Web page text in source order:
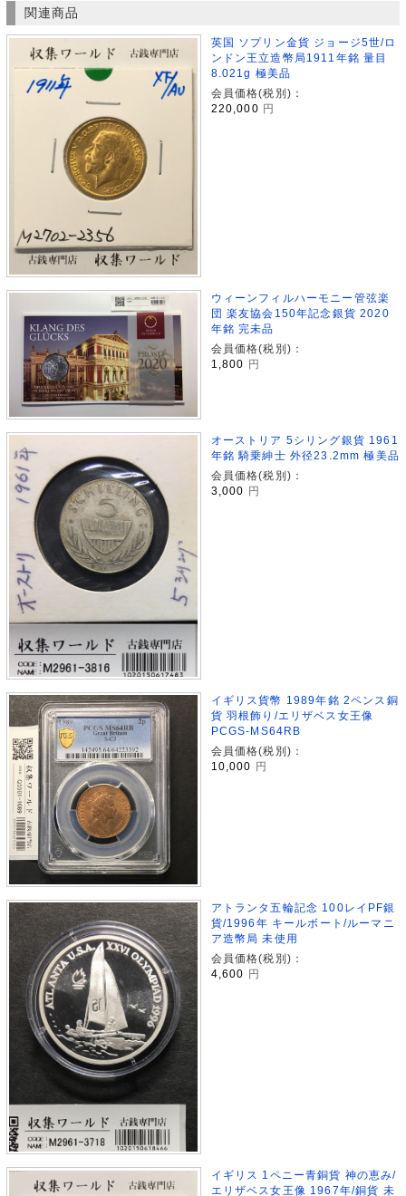
関連商品
英国 ソプリン金貨 ジョージ5世/ロ
ンドン王立造幣局1911年銘 量目
8.021g 極美品
会員価格(税別)：
220,000 円
ウィーンフィルハーモニー管弦楽
団 楽友協会150年記念銀貨 2020
年銘 完未品
会員価格(税別)：
1,800 円
オーストリア 5シリング銀貨 1961
年銘 騎乗紳士 外径23.2mm 極美品
会員価格(税別)：
3,000 円
イギリス貨幣 1989年銘 2ペンス銅
貨 羽根飾り/エリザベス女王像
PCGS-MS64RB
会員価格(税別)：
10,000
円
アトランタ五輪記念 100レイPF銀
貨/1996年 キールボート/ルーマニ
ア造幣局 未使用
会員価格(税別)：
4,600
円
イギリス 1ペニー青銅貨 神の恵み/
エリザベス女王像 1967年/銅貨 未